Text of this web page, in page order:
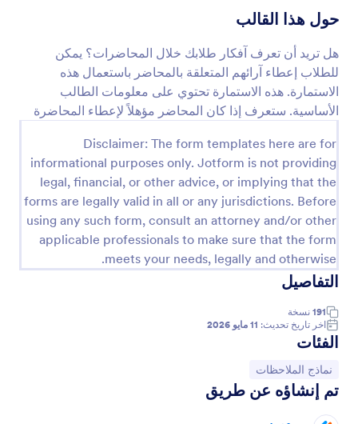
حول هذا القالب
هل تريد أن تعرف آفكار طلابك خلال المحاضرات؟ يمكن
للطلاب إعطاء آرائهم المتعلقة بالمحاضر باستعمال هذه
الاستمارة. هذه الاستمارة تحتوي على معلومات الطالب
الأساسية. ستعرف إذا كان المحاضر مؤهلاً لإعطاء المحاضرة
Disclaimer: The form templates here are for
informational purposes only. Jotform is not providing
legal, financial, or other advice, or implying that the
forms are legally valid in all or any jurisdictions. Before
using any such form, consult an attorney and/or other
applicable professionals to make sure that the form
meets your needs, legally and otherwise.
التفاصيل
191 نسخة
اخر تاريخ تحديث: 11 مايو 2026
الفئات
انتقل إلى الفئة:
نماذج الملاحظات
تم إنشاؤه عن طريق
معاينة